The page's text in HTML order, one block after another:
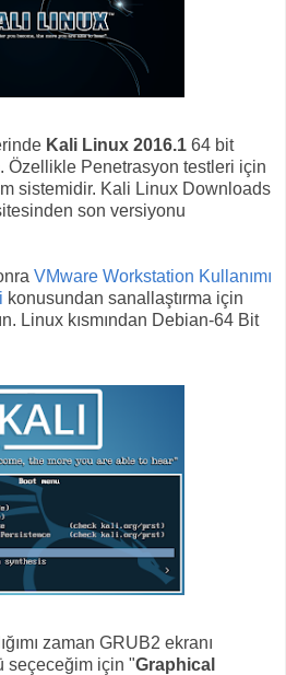
Kali Linux 2016.1 64 bit
Özellikle Penetrasyon testleri için
sistemidir. Kali Linux Downloads
son versiyonu
VMware Workstation Kullanımı
konusundan sanallaştırma için
Linux kısmından Debian-64 Bit
zaman GRUB2 ekranı
seçeceğim için "Graphical